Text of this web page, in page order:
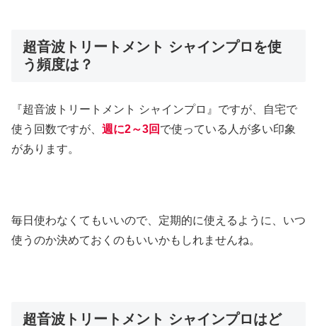
超音波トリートメント シャインプロを使
う頻度は？
『超音波トリートメント シャインプロ』ですが、自宅で
使う回数ですが、 週に2～3回 で使っている人が多い印象
があります。
毎日使わなくてもいいので、定期的に使えるように、いつ
使うのか決めておくのもいいかもしれませんね。
超音波トリートメント シャインプロはど